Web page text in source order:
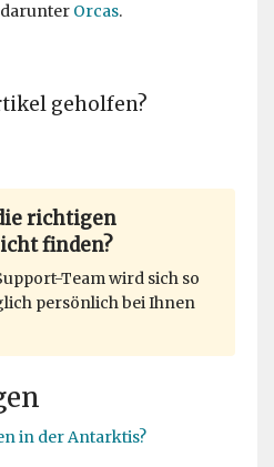
darunter Orcas.
geholfen?
richtigen
finden?
Team wird sich so
persönlich bei Ihnen
in der Antarktis?